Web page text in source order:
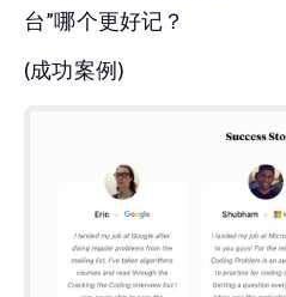
台”哪个更好记？
(成功案例)